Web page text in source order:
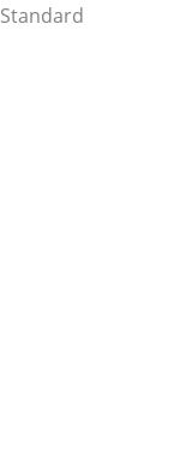
Standard